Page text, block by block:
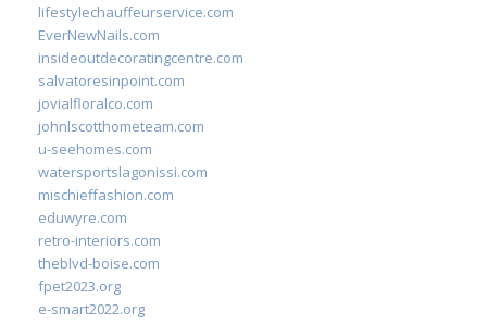
lifestylechauffeurservice.com
EverNewNails.com
insideoutdecoratingcentre.com
salvatoresinpoint.com
jovialfloralco.com
johnlscotthometeam.com
u-seehomes.com
watersportslagonissi.com
mischieffashion.com
eduwyre.com
retro-interiors.com
theblvd-boise.com
fpet2023.org
e-smart2022.org